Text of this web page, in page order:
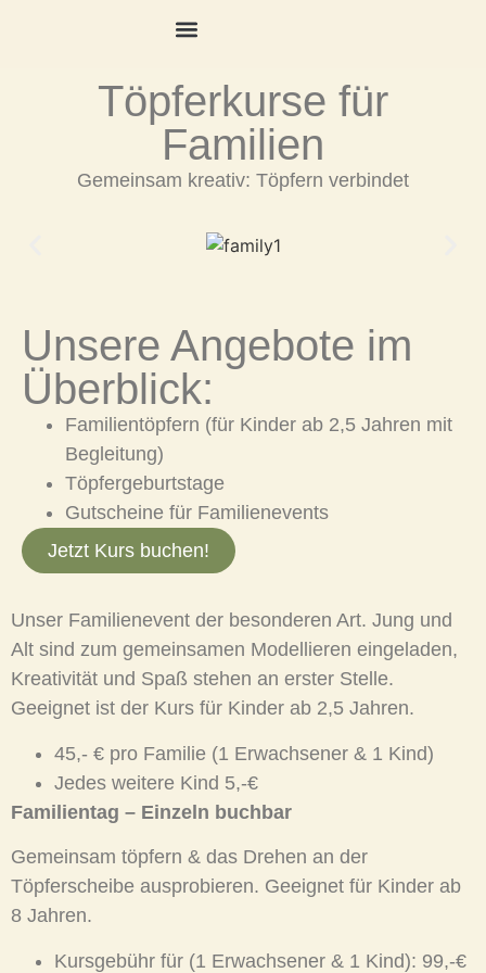
Töpferkurse für
Familien
Gemeinsam kreativ: Töpfern verbindet
Unsere Angebote im
Überblick:
Familientöpfern (für Kinder ab 2,5 Jahren mit
Begleitung)
Töpfergeburtstage
Gutscheine für Familienevents
Jetzt Kurs buchen!
Unser Familienevent der besonderen Art. Jung und
Alt sind zum gemeinsamen Modellieren eingeladen,
Kreativität und Spaß stehen an erster Stelle.
Geeignet ist der Kurs für Kinder ab 2,5 Jahren.
45,- € pro Familie (1 Erwachsener & 1 Kind)
Jedes weitere Kind 5,-€
Familientag – Einzeln buchbar
Gemeinsam töpfern & das Drehen an der
Töpferscheibe ausprobieren. Geeignet für Kinder ab
8 Jahren.
Kursgebühr für (1 Erwachsener & 1 Kind): 99,-€